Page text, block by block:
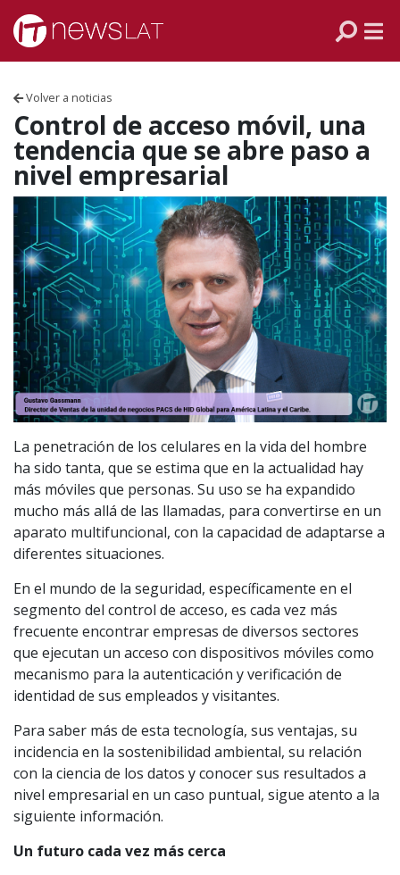
Skip to content
Volver a noticias
Control de acceso móvil, una
tendencia que se abre paso a
nivel empresarial
La penetración de los celulares en la vida del hombre
ha sido tanta, que se estima que en la actualidad hay
más móviles que personas. Su uso se ha expandido
mucho más allá de las llamadas, para convertirse en un
aparato multifuncional, con la capacidad de adaptarse a
diferentes situaciones.
En el mundo de la seguridad, específicamente en el
segmento del control de acceso, es cada vez más
frecuente encontrar empresas de diversos sectores
que ejecutan un acceso con dispositivos móviles como
mecanismo para la autenticación y verificación de
identidad de sus empleados y visitantes.
Para saber más de esta tecnología, sus ventajas, su
incidencia en la sostenibilidad ambiental, su relación
con la ciencia de los datos y conocer sus resultados a
nivel empresarial en un caso puntual, sigue atento a la
siguiente información.
Un futuro cada vez más cerca
ECUADOR
PERÚ
CHILE
ARGENTINA
MÉXICO